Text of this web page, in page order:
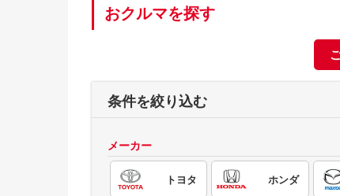
月々40,001～
新車一覧から選
残価設定プラン
おクルマを探す
条件を絞り込む
メーカー
トヨタ ホンダ